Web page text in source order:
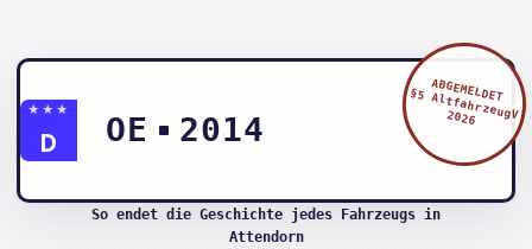
★★★
D OE 2014
ABGEMELDET
§5 AltfahrzeugV
2026
So endet die Geschichte jedes Fahrzeugs in
Attendorn